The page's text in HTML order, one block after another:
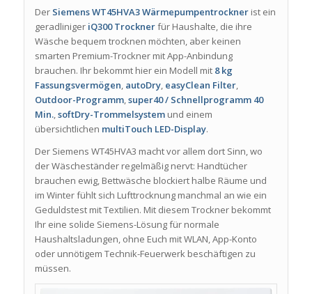
Der Siemens WT45HVA3 Wärmepumpentrocknerist ein
geradliniger iQ300 Trocknerfür Haushalte, die ihre
Wäsche bequem trocknen möchten, aber keinen
smarten Premium-Trockner mit App-Anbindung
brauchen. Ihr bekommt hier ein Modell mit 8 kg
Fassungsvermögen, autoDry, easyClean Filter,
Outdoor-Programm,super40 / Schnellprogramm 40
Min.,softDry-Trommelsystemund einem
übersichtlichen multiTouch LED-Display.
Der Siemens WT45HVA3 macht vor allem dort Sinn, wo
der Wäscheständer regelmäßig nervt: Handtücher
brauchen ewig, Bettwäsche blockiert halbe Räume und
im Winter fühlt sich Lufttrocknung manchmal an wie ein
Geduldstest mit Textilien. Mit diesem Trockner bekommt
Ihr eine solide Siemens-Lösung für normale
Haushaltsladungen, ohne Euch mit WLAN, App-Konto
oder unnötigem Technik-Feuerwerk beschäftigen zu
müssen.